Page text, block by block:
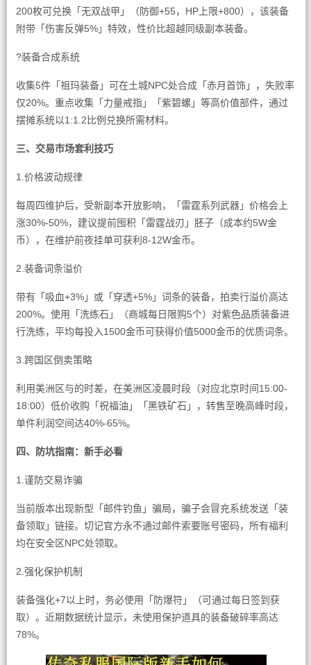
200枚可兑换「无双战甲」（防御+55，HP上限+800），该装备
附带「伤害反弹5%」特效，性价比超越同级副本装备。
?装备合成系统
收集5件「祖玛装备」可在土城NPC处合成「赤月首饰」，失败率
仅20%。重点收集「力量戒指」「紫碧螺」等高价值部件，通过
摆摊系统以1:1.2比例兑换所需材料。
三、交易市场套利技巧
1.价格波动规律
每周四维护后，受新副本开放影响，「雷霆系列武器」价格会上
涨30%-50%，建议提前囤积「雷霆战刃」胚子（成本约5W金
币），在维护前夜挂单可获利8-12W金币。
2.装备词条溢价
带有「吸血+3%」或「穿透+5%」词条的装备，拍卖行溢价高达
200%。使用「洗练石」（商城每日限购5个）对紫色品质装备进
行洗练，平均每投入1500金币可获得价值5000金币的优质词条。
3.跨国区倒卖策略
利用美洲区与的时差，在美洲区凌晨时段（对应北京时间15:00-
18:00）低价收购「祝福油」「黑铁矿石」，转售至晚高峰时段，
单件利润空间达40%-65%。
四、防坑指南：新手必看
1.谨防交易诈骗
当前版本出现新型「邮件钓鱼」骗局，骗子会冒充系统发送「装
备领取」链接。切记官方永不通过邮件索要账号密码，所有福利
均在安全区NPC处领取。
2.强化保护机制
装备强化+7以上时，务必使用「防爆符」（可通过每日签到获
取）。近期数据统计显示，未使用保护道具的装备破碎率高达
78%。